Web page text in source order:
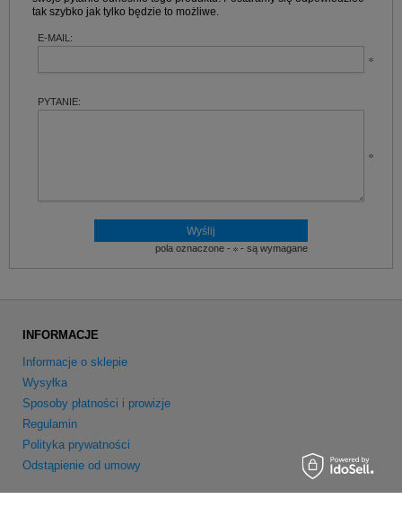
tak szybko jak tylko będzie to możliwe.
E-MAIL:
PYTANIE:
pola oznaczone - - są wymagane
INFORMACJE
Informacje o sklepie
Wysyłka
Sposoby płatności i prowizje
Regulamin
Polityka prywatności
Odstąpienie od umowy